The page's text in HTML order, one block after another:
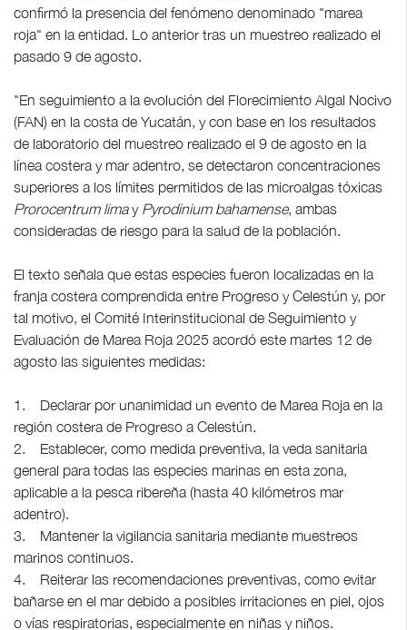
confirmó la presencia del fenómeno denominado "marea
roja" en la entidad. Lo anterior tras un muestreo realizado el
pasado 9 de agosto.
"En seguimiento a la evolución del Florecimiento Algal Nocivo
(FAN) en la costa de Yucatán, y con base en los resultados
de laboratorio del muestreo realizado el 9 de agosto en la
línea costera y mar adentro, se detectaron concentraciones
superiores a los límites permitidos de las microalgas tóxicas
Prorocentrum limayPyrodinium bahamense, ambas
consideradas de riesgo para la salud de la población.
El texto señala que estas especies fueron localizadas en la
franja costera comprendida entre Progreso y Celestún y, por
tal motivo, el Comité Interinstitucional de Seguimiento y
Evaluación de Marea Roja 2025 acordó este martes 12 de
agosto las siguientes medidas:
1. Declarar por unanimidad un evento de Marea Roja en la
región costera de Progreso a Celestún.
2. Establecer, como medida preventiva, la veda sanitaria
general para todas las especies marinas en esta zona,
aplicable a la pesca ribereña (hasta 40 kilómetros mar
adentro).
3. Mantener la vigilancia sanitaria mediante muestreos
marinos continuos.
4. Reiterar las recomendaciones preventivas, como evitar
bañarse en el mar debido a posibles irritaciones en piel, ojos
o vías respiratorias, especialmente en niñas y niños.